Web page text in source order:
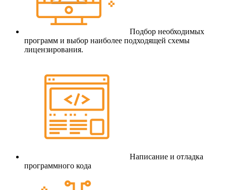
Подбор необходимых
программ и выбор наиболее подходящей схемы
лицензирования.
Написание и отладка
программного кода